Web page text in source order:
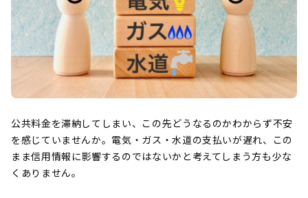
公共料金を滞納してしまい、この先どうなるのかわからず不安
を感じていませんか。電気・ガス・水道の支払いが遅れ、この
まま信用情報に影響するのではないかと考えてしまう方も少な
くありません。